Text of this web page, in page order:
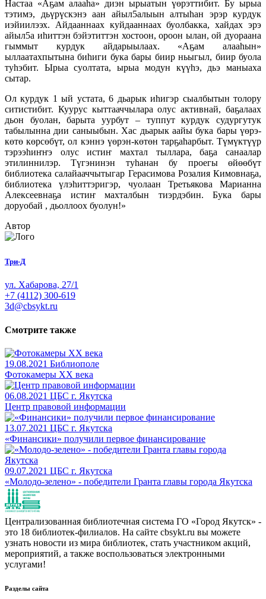
Настаа «Аҕам алааһа» диэн ырыатын үөрэттибит. Бу ырыа
тэтимэ, дьүрүскэнэ аан айыл5алыын алтыһан эрэр курдук
иэйиилээх. Айдааннаах куйдааннаах буолбакка, хайдах эрэ
айыл5а иһиттэн бэйэтиттэн хостоон, ороон ылан, ой дуораана
гыммыт курдук айдарыылаах. «Аҕам алааһын»
ыллаатахпытына биһиги бука бары биир ньыгыл, биир буола
туһэбит. Ырыа суолтата, ырыа модун күүһэ, дьэ маныаха
сытар.
Ол курдук 1 ый устата, 6 дьарык иһигэр сыалбытын толору
ситистибит. Куурус кыттааччылара олус активнай, баҕалаах
дьон буолан, барыта уурбут – туппут курдук судургутук
табылынна дии саныыбын. Хас дьарык аайы бука бары үөрэ-
көтө көрсөбүт, ол кэннэ үөрэн-көтөн тарҕаһарбыт. Түмүктүүр
тэрээһиҥҥэ олус истиҥ махтал тыллара, баҕа санаалар
этилиннилэр. Түгэнинэн туһанан бу проегы өйөөбүт
библиотека салайааччытыгар Герасимова Розалия Кимовнаҕа,
библиотека үлэһиттэригэр, чуолаан Третьякова Марианна
Алексеевнаҕа истиҥ махталбын тиэрдэбин. Бука бары
доруобай , дьоллоох буолун!»
Автор
Три-Д
ул. Хабарова, 27/1
+7 (4112) 300-619
3d@cbsykt.ru
Смотрите также
19.08.2021 Библиополе
Фотокамеры XX века
06.08.2021 ЦБС г. Якутска
Центр правовой информации
13.07.2021 ЦБС г. Якутска
«Финансики» получили первое финансирование
09.07.2021 ЦБС г. Якутска
«Молодо-зелено» - победители Гранта главы города Якутска
Централизованная библиотечная система ГО «Город Якутск» -
это 18 библиотек-филиалов. На сайте cbsykt.ru вы можете
узнать новости из мира библиотек, стать участником акций,
мероприятий, а также воспользоваться электронными
услугами!
Разделы сайта